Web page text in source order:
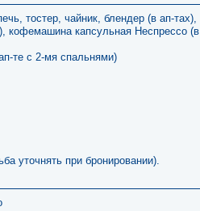
тостер, чайник, блендер (в ап-тах),
кофемашина капсульная Неспрессо (в
те с 2-мя спальнями)
уточнять при бронировании).